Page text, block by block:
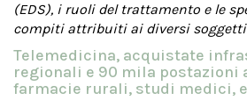
(EDS), i ruoli del trattamento e le
compiti attribuiti ai diversi
Telemedicina, acquistate
regionali e 90 mila postazioni
farmacie rurali, studi medici,